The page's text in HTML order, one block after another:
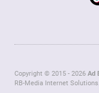
Copyright © 2015 - 2026 Ad
RB-Media Internet Solutions.